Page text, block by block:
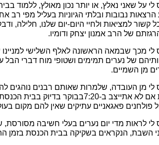
לי על שאני נאלץ, או יותר נכון מאולץ, ללמוד
הרצאות נבובות ובלתי הגיוניות בעליל מפי רב
קשור למציאות ולחיי היום-יום שלנו, חלילה,
של הרב אמנון יצחק ודומיו.
של נערים תמימים ושטופי מוח דברי הבל
מן השמיים.
לי מן העובדה, שלמרות שאותם רבנים נוהגים
קשות אם לא אתייצב ב-
פולחנים פאגאניים עתיקים שאין להם מקום
לי לראות מדי יום נערים בעלי חשיבה
השבת, הנקראים בשקיקה בבית הכנסת בזמן